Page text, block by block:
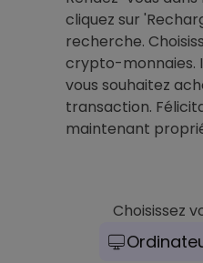
cliquez sur
recherche.
crypto-monnaies.
vous souhaitez
transaction.
maintenant
Choisissez